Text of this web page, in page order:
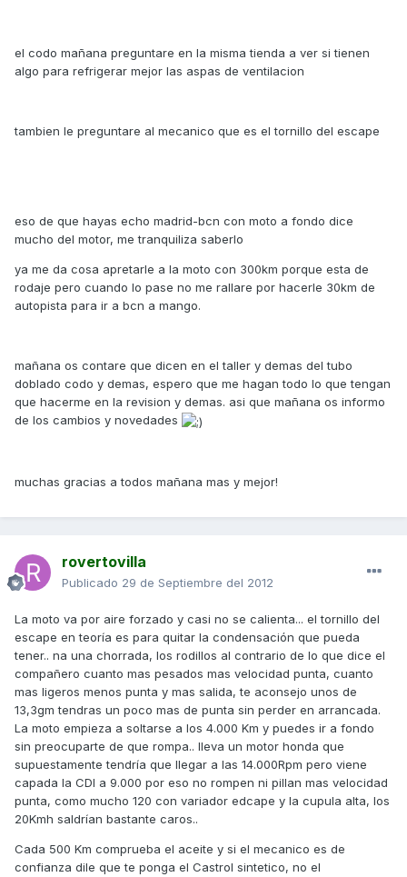
el codo mañana preguntare en la misma tienda a ver si tienen
algo para refrigerar mejor las aspas de ventilacion
tambien le preguntare al mecanico que es el tornillo del escape
eso de que hayas echo madrid-bcn con moto a fondo dice
mucho del motor, me tranquiliza saberlo
ya me da cosa apretarle a la moto con 300km porque esta de
rodaje pero cuando lo pase no me rallare por hacerle 30km de
autopista para ir a bcn a mango.
mañana os contare que dicen en el taller y demas del tubo
doblado codo y demas, espero que me hagan todo lo que tengan
que hacerme en la revision y demas. asi que mañana os informo
de los cambios y novedades
muchas gracias a todos mañana mas y mejor!
rovertovilla
Publicado 29 de Septiembre del 2012
La moto va por aire forzado y casi no se calienta... el tornillo del
escape en teoría es para quitar la condensación que pueda
tener.. na una chorrada, los rodillos al contrario de lo que dice el
compañero cuanto mas pesados mas velocidad punta, cuanto
mas ligeros menos punta y mas salida, te aconsejo unos de
13,3gm tendras un poco mas de punta sin perder en arrancada.
La moto empieza a soltarse a los 4.000 Km y puedes ir a fondo
sin preocuparte de que rompa.. lleva un motor honda que
supuestamente tendría que llegar a las 14.000Rpm pero viene
capada la CDI a 9.000 por eso no rompen ni pillan mas velocidad
punta, como mucho 120 con variador edcape y la cupula alta, los
20Kmh saldrían bastante caros..
Cada 500 Km comprueba el aceite y si el mecanico es de
confianza dile que te ponga el Castrol sintetico, no el